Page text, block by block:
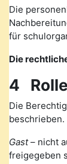
Die
für
Die
4
Die
beschrieben.
Gast– nicht
freigegeben